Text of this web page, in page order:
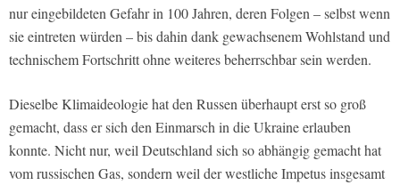
nur eingebildeten Gefahr in 100 Jahren, deren Folgen – selbst wenn
sie eintreten würden – bis dahin dank gewachsenem Wohlstand und
technischem Fortschritt ohne weiteres beherrschbar sein werden.
Dieselbe Klimaideologie hat den Russen überhaupt erst so groß
gemacht, dass er sich den Einmarsch in die Ukraine erlauben
konnte. Nicht nur, weil Deutschland sich so abhängig gemacht hat
vom russischen Gas, sondern weil der westliche Impetus insgesamt